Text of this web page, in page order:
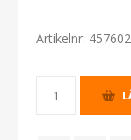
Artikelnr: 457602